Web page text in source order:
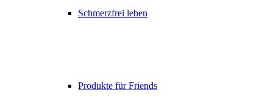
Schmerzfrei leben
Produkte für Friends